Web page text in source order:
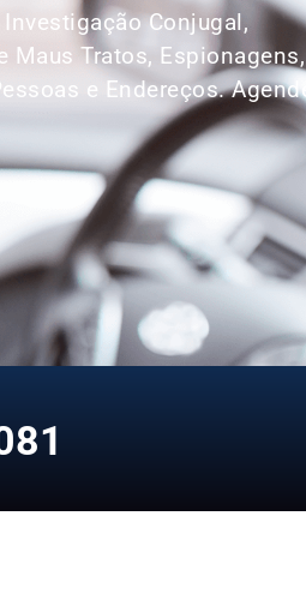
Investigação Conjugal,
Maus Tratos, Espionagens,
e Endereços. Agende